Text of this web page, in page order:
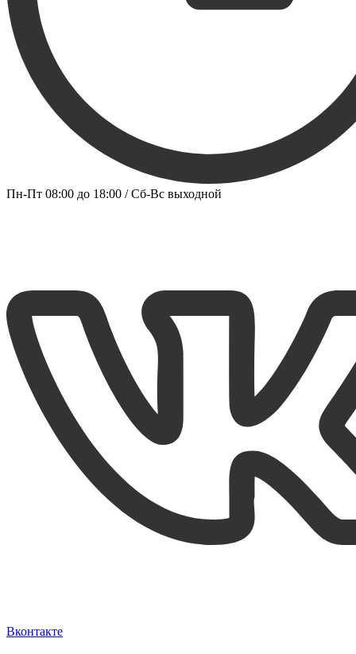
Пн-Пт 08:00 до 18:00 / Сб-Вс выходной
Вконтакте